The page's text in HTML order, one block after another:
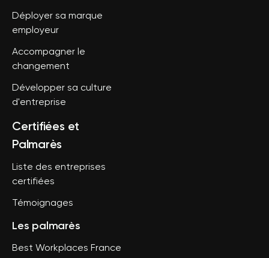
Déployer sa marque
employeur
Accompagner le
changement
Développer sa culture
d'entreprise
Certifiées et
Palmarès
Liste des entreprises
certifiées
Témoignages
Les palmarès
Best Workplaces France